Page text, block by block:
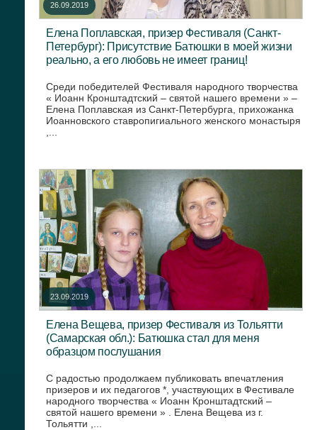
26.09.2019
Елена Поплавская, призер Фестиваля (Санкт-
Петербург): Присутствие Батюшки в моей жизни
реально, а его любовь не имеет границ!
Среди победителей Фестиваля народного творчества
« Иоанн Кронштадтский – святой нашего времени » –
Елена Поплавская из Санкт-Петербурга, прихожанка
Иоанновского ставропигиального женского монастыря
23.09.2019
Елена Вещева, призер Фестиваля из Тольятти
(Самарская обл.): Батюшка стал для меня
образцом послушания
С радостью продолжаем публиковать впечатления
призеров и их педагогов *, участвующих в Фестивале
народного творчества « Иоанн Кронштадтский –
святой нашего времени » . Елена Вещева из г.
Тольятти ,...